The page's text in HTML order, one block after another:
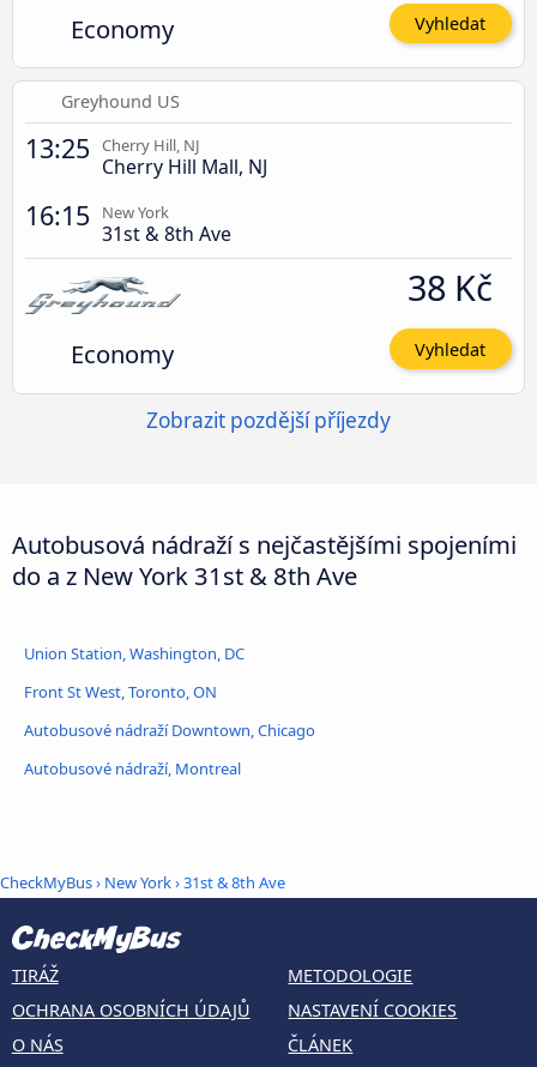
Economy Vyhledat
Greyhound US
13:25 Cherry Hill, NJ
Cherry Hill Mall, NJ
16:15 New York
31st & 8th Ave
Economy
38 Kč
Vyhledat
Zobrazit pozdější příjezdy
Autobusová nádraží s nejčastějšími spojeními
do a z New York 31st & 8th Ave
Union Station, Washington, DC
Front St West, Toronto, ON
Autobusové nádraží Downtown, Chicago
Autobusové nádraží, Montreal
CheckMyBus› New York› 31st & 8th Ave
TIRÁŽ
OCHRANA OSOBNÍCH ÚDAJŮ
O NÁS
METODOLOGIE
NASTAVENÍ COOKIES
ČLÁNEK